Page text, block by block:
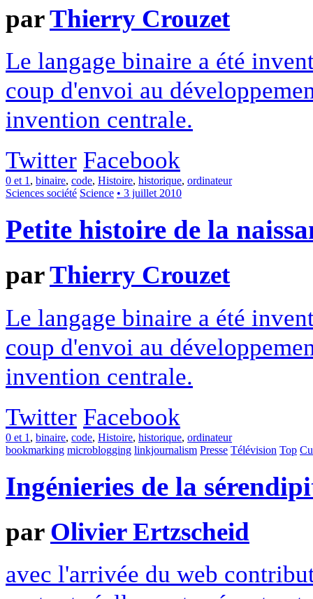
parThierry Crouzet
Le langage binaire a été
coup d'envoi au
invention centrale.
Twitter Facebook
0 et 1, binaire, code, Histoire, historique, ordinateur
Sciences société Science • 3 juillet 2010
Petite histoire de la
parThierry Crouzet
Le langage binaire a été
coup d'envoi au
invention centrale.
Twitter Facebook
0 et 1 , binaire, code, Histoire, historique, ordinateur
bookmarking microblogging linkjournalism Presse Télévision Top
Ingénieries de la
par Olivier Ertzscheid
avec l'arrivée du web